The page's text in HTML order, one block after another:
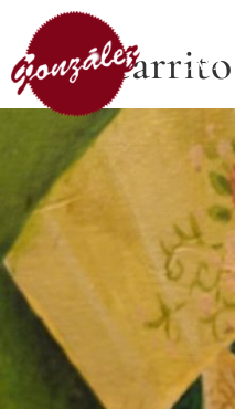
CASA
carrito